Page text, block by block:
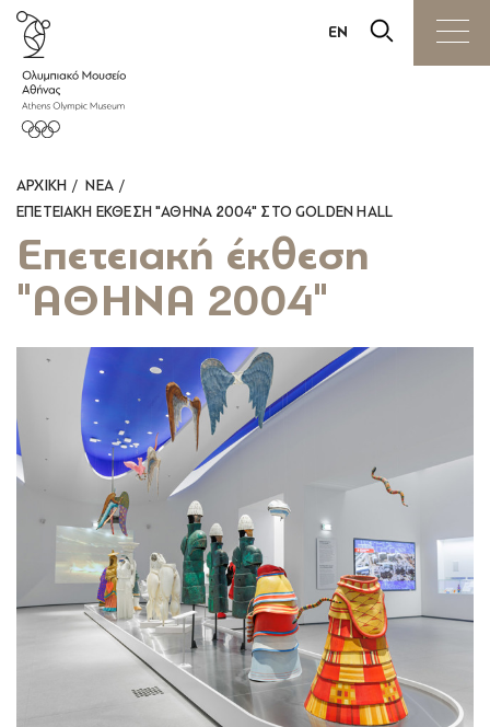
EN
ΤΟ ΜΟΥΣΕΙΟ
ΠΟΛΥΜΕΣΑ
ΕΠΙΚΟΙΝΩΝΙΑ
ΕΙΣΙΤΗΡΙΑ
ΕΚΘΕΣΕΙΣ
ΔΡΑΣΕΙΣ
ΕΚΠΑΙΔΕΥΣΗ
ΠΩΛΗΤΗΡΙΟ
ΔΙΑΘΕΣΗ ΧΩΡΩΝ
ΑΡΧΙΚΗ
ΝΕΑ
ΕΠΕΤΕΙΑΚΉ ΈΚΘΕΣΗ "ΑΘΗΝΑ 2004" ΣΤΟ GOLDEN HALL
Επετειακή έκθεση
"ΑΘΗΝΑ 2004"